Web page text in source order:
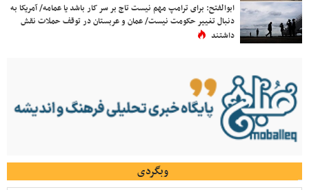
ابوالفتح: برای ترامپ مهم نیست تاج بر سر کار باشد یا عمامه/ آمریکا به
دنبال تغییر حکومت نیست/ عمان و عربستان در توقف حملات نقش
داشتند
وبگردی